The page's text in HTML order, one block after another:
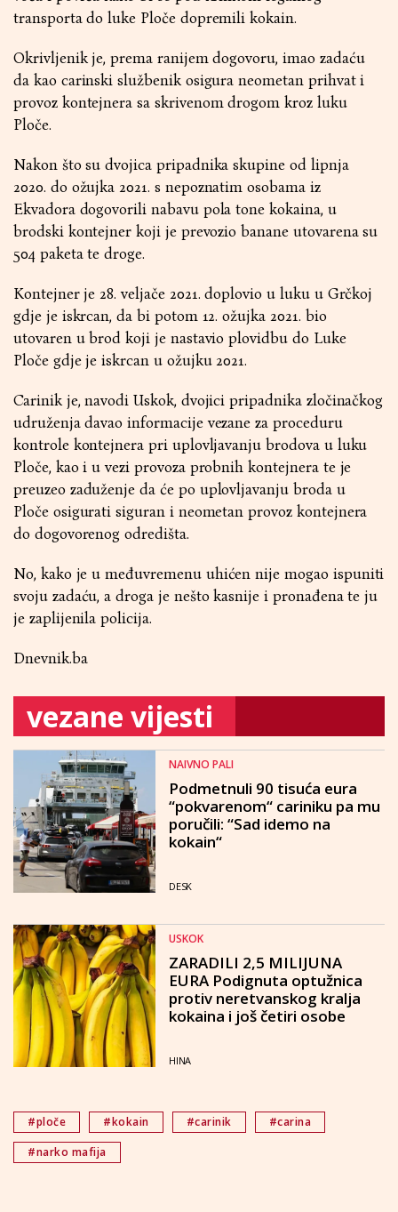
transporta do luke Ploče dopremili kokain.
Okrivljenik je, prema ranijem dogovoru, imao zadaću
da kao carinski službenik osigura neometan prihvat i
provoz kontejnera sa skrivenom drogom kroz luku
Ploče.
Nakon što su dvojica pripadnika skupine od lipnja
2020. do ožujka 2021. s nepoznatim osobama iz
Ekvadora dogovorili nabavu pola tone kokaina, u
brodski kontejner koji je prevozio banane utovarena su
504 paketa te droge.
Kontejner je 28. veljače 2021. doplovio u luku u Grčkoj
gdje je iskrcan, da bi potom 12. ožujka 2021. bio
utovaren u brod koji je nastavio plovidbu do Luke
Ploče gdje je iskrcan u ožujku 2021.
Carinik je, navodi Uskok, dvojici pripadnika zločinačkog
udruženja davao informacije vezane za proceduru
kontrole kontejnera pri uplovljavanju brodova u luku
Ploče, kao i u vezi provoza probnih kontejnera te je
preuzeo zaduženje da će po uplovljavanju broda u
Ploče osigurati siguran i neometan provoz kontejnera
do dogovorenog odredišta.
No, kako je u međuvremenu uhićen nije mogao ispuniti
svoju zadaću, a droga je nešto kasnije i pronađena te ju
je zaplijenila policija.
Dnevnik.ba
vezane vijesti
NAIVNO PALI
Podmetnuli 90 tisuća eura
“pokvarenom“ cariniku pa mu
poručili: “Sad idemo na
kokain“
DESK
USKOK
ZARADILI 2,5 MILIJUNA
EURA Podignuta optužnica
protiv neretvanskog kralja
kokaina i još četiri osobe
HINA
#ploče #kokain #carinik
#carina
#narko mafija